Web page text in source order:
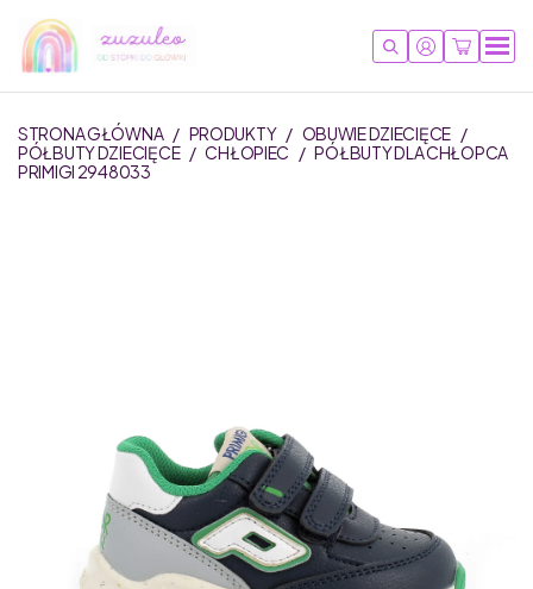
STRONA GŁÓWNA / PRODUKTY / OBUWIE DZIECIĘCE /
PÓŁBUTY DZIECIĘCE / CHŁOPIEC / PÓŁBUTY DLA CHŁOPCA
PRIMIGI 2948033